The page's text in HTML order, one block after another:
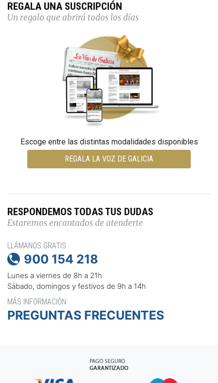
REGALA UNA SUSCRIPCIÓN
Un regalo que abrirá todos los días
Escoge entre las distintas modalidades disponibles
REGALA LA VOZ DE GALICIA
RESPONDEMOS TODAS TUS DUDAS
Estaremos encantados de atenderte
LLÁMANOS GRATIS
 900 154 218
Lunes a viernes de 8h a 21h
Sábado, domingos y festivos de 9h a 14h
MÁS INFORMACIÓN
PREGUNTAS FRECUENTES